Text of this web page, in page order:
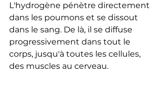
L'hydrogène pénètre directement
dans les poumons et se dissout
dans le sang. De là, il se diffuse
progressivement dans tout le
corps, jusqu'à toutes les cellules,
des muscles au cerveau.